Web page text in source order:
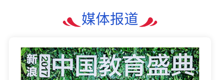
媒体报道